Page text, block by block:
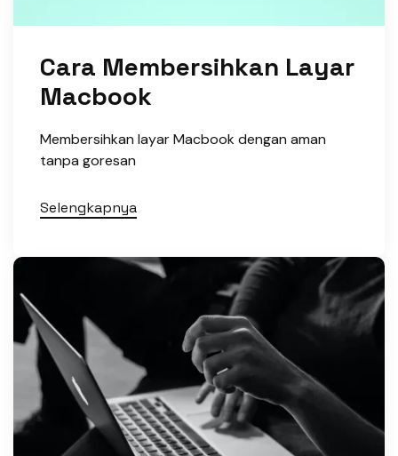
Cara Membersihkan Layar
Macbook
Membersihkan layar Macbook dengan aman
tanpa goresan
Selengkapnya